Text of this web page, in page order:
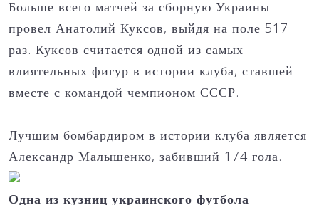
Больше всего матчей за сборную Украины
провел Анатолий Куксов, выйдя на поле 517
раз. Куксов считается одной из самых
влиятельных фигур в истории клуба, ставшей
вместе с командой чемпионом СССР.
Лучшим бомбардиром в истории клуба является
Александр Малышенко, забивший 174 гола.
Одна из кузниц украинского футбола